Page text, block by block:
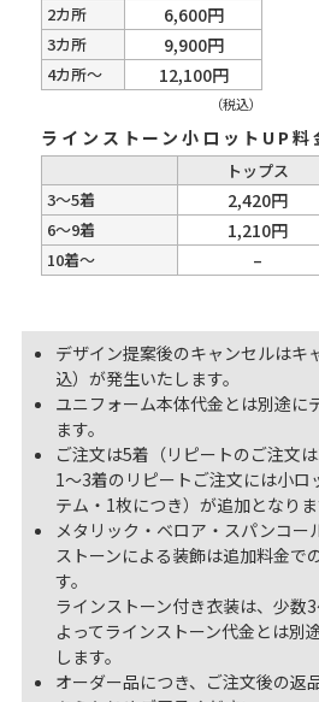
（税込）
2カ所 6,600円
3カ所 9,900円
4カ所～ 12,100円
ラインストーン小ロットUP料
トップス
3～5着
2,420円
6～9着 1,210円
10着～ –
デザイン提案後のキャンセルはキ
込）が発生いたします。
ユニフォーム本体代金とは別途に
ます。
ご注文は5着（リピートのご注文は
1～3着のリピートご注文には小ロ
テム・1枚につき）が追加となりま
メタリック・ベロア・スパンコー
ストーンによる装飾は追加料金で
す。
ラインストーン付き衣装は、少数
よってラインストーン代金とは別
します。
オーダー品につき、ご注文後の返